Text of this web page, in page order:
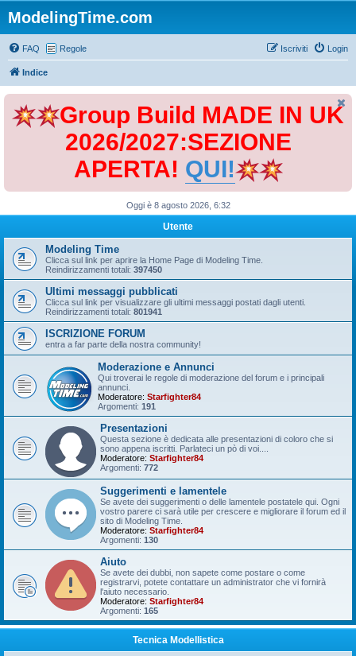
ModelingTime.com
FAQ Regole Login
Iscriviti
Indice
Group Build MADE IN UK
2026/2027:SEZIONE
APERTA! QUI!
Oggi è 8 agosto 2026, 6:32
Utente
Modeling Time
Clicca sul link per aprire la Home Page di Modeling Time.
Reindirizzamenti totali: 397450
Ultimi messaggi pubblicati
Clicca sul link per visualizzare gli ultimi messaggi postati dagli utenti.
Reindirizzamenti totali: 801941
ISCRIZIONE FORUM
entra a far parte della nostra community!
Moderazione e Annunci
Qui troverai le regole di moderazione del forum e i principali
annunci.
Moderatore: Starfighter84
Argomenti: 191
Presentazioni
Questa sezione è dedicata alle presentazioni di coloro che si
sono appena iscritti. Parlateci un pò di voi....
Moderatore: Starfighter84
Argomenti: 772
Suggerimenti e lamentele
Se avete dei suggerimenti o delle lamentele postatele qui. Ogni
vostro parere ci sarà utile per crescere e migliorare il forum ed il
sito di Modeling Time.
Moderatore: Starfighter84
Argomenti: 130
Aiuto
Se avete dei dubbi, non sapete come postare o come
registrarvi, potete contattare un administrator che vi fornirà
l'aiuto necessario.
Moderatore: Starfighter84
Argomenti: 165
Tecnica Modellistica